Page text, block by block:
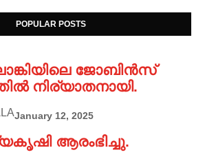
POPULAR POSTS
ജോബിൻസ്
നിര്യാതനായി.
January 12, 2025
ആരംഭിച്ചു.